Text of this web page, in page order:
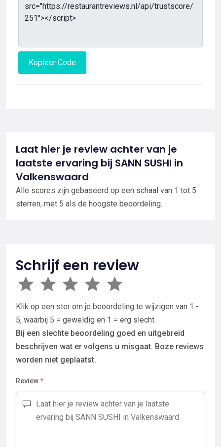
Kopieer Code
Laat hier je review achter van je
laatste ervaring bij SANN SUSHI in
Valkenswaard
Alle scores zijn gebaseerd op een schaal van 1 tot 5
sterren, met 5 als de hoogste beoordeling.
Schrijf een review
Klik op een ster om je beoordeling te wijzigen van 1 -
5, waarbij 5 = geweldig en 1 = erg slecht.
Bij een slechte beoordeling goed en uitgebreid
beschrijven wat er volgens u misgaat. Boze reviews
worden niet geplaatst.
Review*